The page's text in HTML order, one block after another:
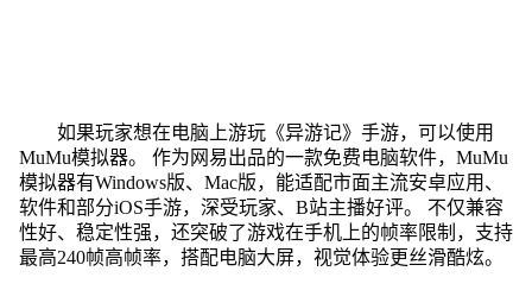
如果玩家想在电脑上游玩《异游记》手游，可以使用
MuMu模拟器。 作为网易出品的一款免费电脑软件，MuMu
模拟器有Windows版、Mac版，能适配市面主流安卓应用、
软件和部分iOS手游，深受玩家、B站主播好评。 不仅兼容
性好、稳定性强，还突破了游戏在手机上的帧率限制，支持
最高240帧高帧率，搭配电脑大屏，视觉体验更丝滑酷炫。